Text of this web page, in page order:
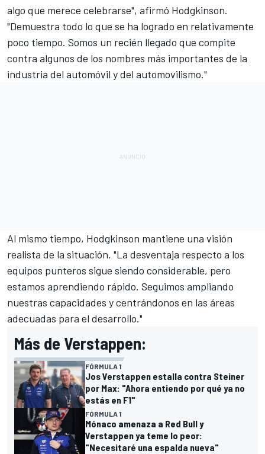
algo que merece celebrarse", afirmó Hodgkinson.
"Demuestra todo lo que se ha logrado en relativamente
poco tiempo. Somos un recién llegado que compite
contra algunos de los nombres más importantes de la
industria del automóvil y del automovilismo."
Al mismo tiempo, Hodgkinson mantiene una visión
realista de la situación. "La desventaja respecto a los
equipos punteros sigue siendo considerable, pero
estamos aprendiendo rápido. Seguimos ampliando
nuestras capacidades y centrándonos en las áreas
adecuadas para el desarrollo."
Más de Verstappen:
FÓRMULA 1
Jos Verstappen estalla contra Steiner
por Max: "Ahora entiendo por qué ya no
estás en F1"
FÓRMULA 1
Mónaco amenaza a Red Bull y
Verstappen ya teme lo peor:
"Necesitaré una espalda nueva"